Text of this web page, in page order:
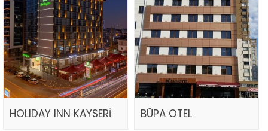
HOLIDAY INN KAYSERİ BÜPA OTEL